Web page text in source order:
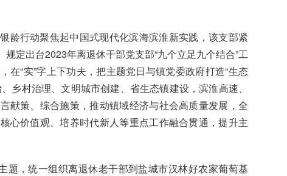
龄行动聚焦起中国式现代化滨海滨淮新实践，该支部紧
定出台2023年离退休干部党支部“九个立足九个结合”工
“实”字上下功夫，把主题党日与镇党委政府打造“生态
乡村治理、文明城市创建、省生态镇建设，滨淮高速、
献策、综合施策，推动镇域经济与社会高质量发展，全
心价值观、培养时代新人等重点工作融合贯通，提升主
题，统一组织离退休老干部到盐城市汉林好农家葡萄基